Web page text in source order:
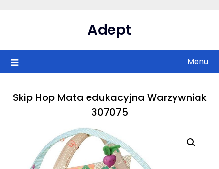
Adept
Menu
Skip Hop Mata edukacyjna Warzywniak
307075